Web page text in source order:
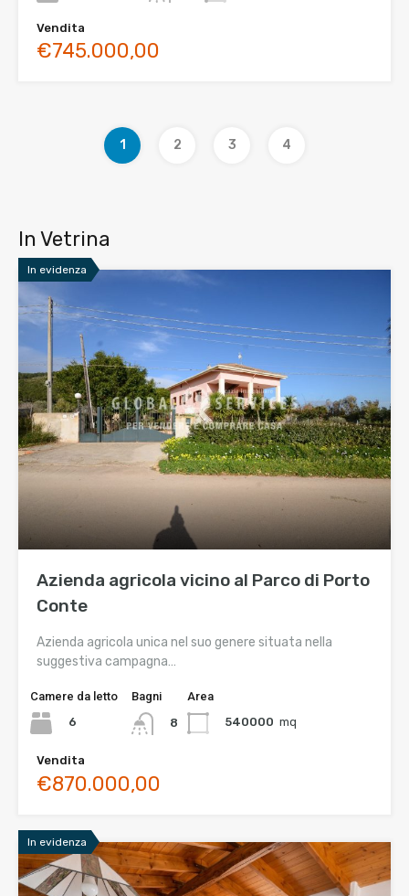
Vendita
€745.000,00
1 2 3 4
In Vetrina
In evidenza
Azienda agricola vicino al Parco di Porto
Conte
Azienda agricola unica nel suo genere situata nella
suggestiva campagna…
Camere da letto
6
Bagni
8
Area
540000 mq
Vendita
€870.000,00
In evidenza